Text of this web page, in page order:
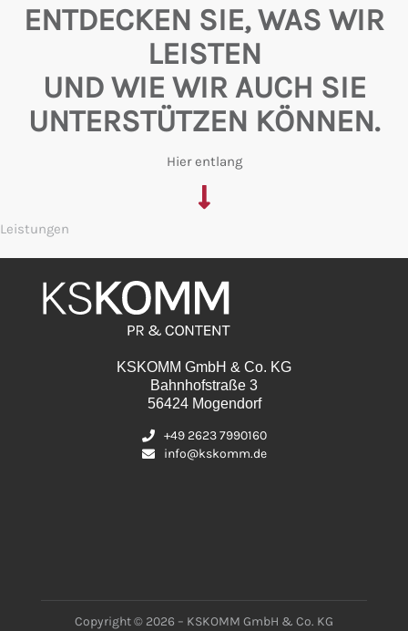
ENTDECKEN SIE, WAS WIR
LEISTEN
UND WIE WIR AUCH SIE
UNTERSTÜTZEN KÖNNEN.
Hier entlang
Leistungen
KSKOMM GmbH & Co. KG
Bahnhofstraße 3
56424 Mogendorf
+49 2623 7990160
info@kskomm.de
Copyright © 2026 – KSKOMM GmbH & Co. KG